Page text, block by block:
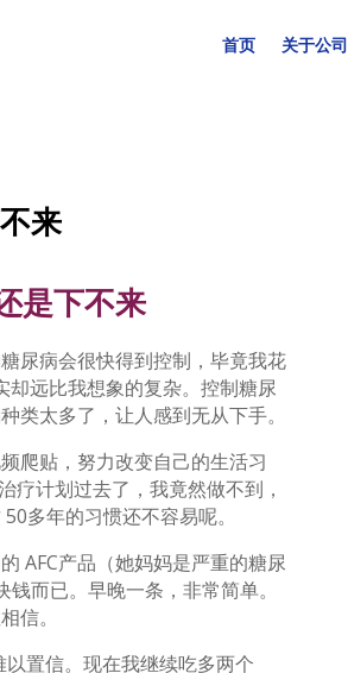
首页 关于公司
来
是下不来
尿病会很快得到控制，毕竟我花
远比我想象的复杂。控制糖尿
类太多了，让人感到无从下手。
爬贴，努力改变自己的生活习
疗计划过去了，我竟然做不到，
多年的习惯还不容易呢。
AFC产品（她妈妈是严重的糖尿
而已。早晚一条，非常简单。
信。
置信。现在我继续吃多两个